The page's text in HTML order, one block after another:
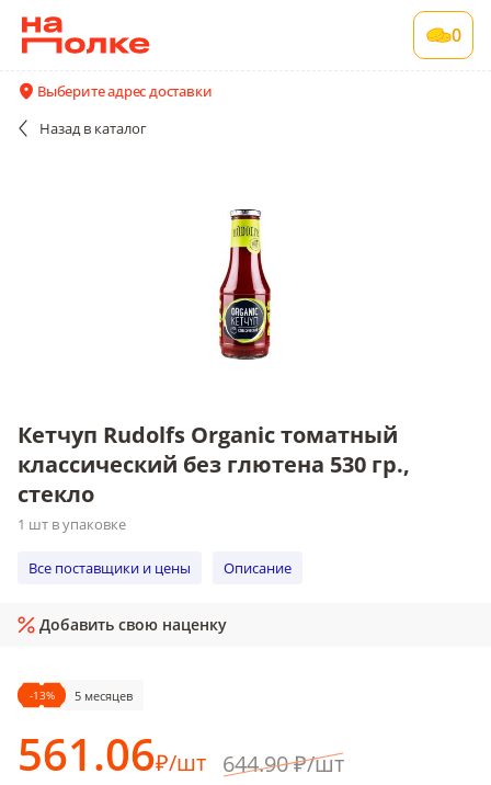
0
Выберите адрес доставки
Назад в каталог
классический без глютена 530 гр., стекло
Кетчуп Rudolfs Organic томатный
классический без глютена 530 гр.,
стекло
1 шт в упаковке
Все поставщики и цены Описание
Добавить свою наценку
-13% 5 месяцев
561.06₽/шт 644.90₽/шт